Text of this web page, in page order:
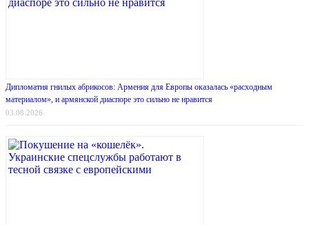
Дипломатия гнилых абрикосов: Армения для Европы оказалась «расходным
материалом», и армянской диаспоре это сильно не нравится
03.08.2026